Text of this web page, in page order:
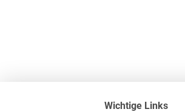
Wichtige Links